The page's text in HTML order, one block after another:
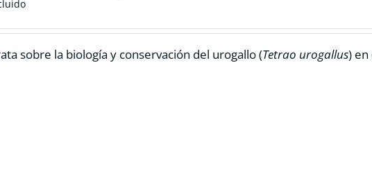
sobre la biología y conservación del urogallo (Tetrao urogallus) en